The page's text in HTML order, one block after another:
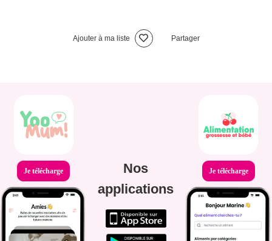
Ajouter à ma liste Partager
Je télécharge
Nos
applications
Je télécharge